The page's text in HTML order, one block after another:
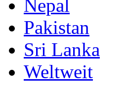
Nepal
Pakistan
Sri Lanka
Weltweit